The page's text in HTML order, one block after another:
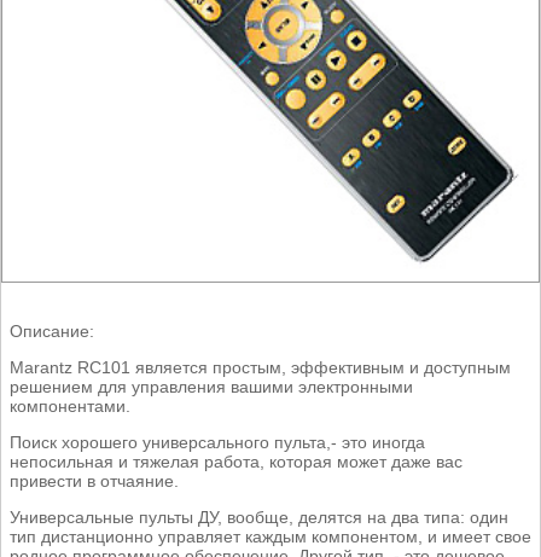
Описание:
Marantz RC101 является простым, эффективным и доступным
решением для управления вашими электронными
компонентами.
Поиск хорошего универсального пульта,- это иногда
непосильная и тяжелая работа, которая может даже вас
привести в отчаяние.
Универсальные пульты ДУ, вообще, делятся на два типа: один
тип дистанционно управляет каждым компонентом, и имеет свое